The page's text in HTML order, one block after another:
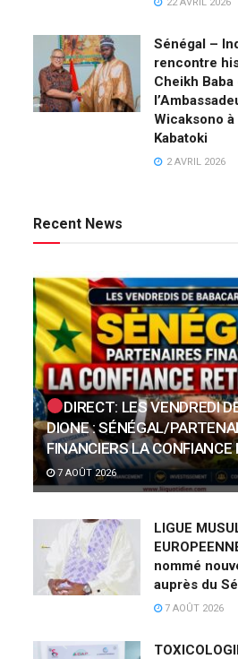
Sénégal –
rencontre
Cheikh Baba
Wicaksono à
Kabatoki
2 AVRIL 2026
Recent News
DIRECT: LES VENDREDI
DIONE : SÉNÉGAL/
FINANCIERS LA CONFIANCE
7 AOÛT 2026
LIGUE
nommé
auprès du
7 AOÛT 2026